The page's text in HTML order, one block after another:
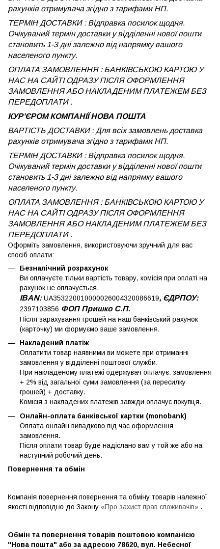
рахунків отримувача згідно з тарифами НП.
ТЕРМІН ДОСТАВКИ : Відправка посилок щодня.
Очікуваний термін доставки у відділенні нової пошти
становить 1-3 дні залежно від напрямку вашого
населеного пункту.
ОПЛАТА ЗАМОВЛЕННЯ : БАНКІВСЬКОЮ КАРТОЮ У
НАС НА САЙТІ ОДРАЗУ ПІСЛЯ ОФОРМЛЕННЯ
ЗАМОВЛЕННЯ АБО НАКЛАДЕНИМ ПЛАТЕЖЕМ БЕЗ
ПЕРЕДОПЛАТИ .
КУРʼЄРОМ КОМПАНІЇ НОВА ПОШТА
ВАРТІСТЬ ДОСТАВКИ : Для всіх замовлень доставка
рахунків отримувача згідно з тарифами НП.
ТЕРМІН ДОСТАВКИ : Відправка посилок щодня.
Очікуваний термін доставки у відділенні нової пошти
становить 1-3 дні залежно від напрямку вашого
населеного пункту.
ОПЛАТА ЗАМОВЛЕННЯ : БАНКІВСЬКОЮ КАРТОЮ У
НАС НА САЙТІ ОДРАЗУ ПІСЛЯ ОФОРМЛЕННЯ
ЗАМОВЛЕННЯ АБО НАКЛАДЕНИМ ПЛАТЕЖЕМБЕЗ
ПЕРЕДОПЛАТИ .
Оформіть замовлення, використовуючи зручний для вас
спосіб оплати:
Безналічний розрахунок
Ви оплачуєте тільки вартість товару, комісія при оплаті на
рахунок не оплачується.
IBAN:UA353220010000026004320086619, ЄДРПОУ:
2397103856 ФОП Пришко С.П.
Після зарахування грошей на наш банківський рахунок
(карточку) ми формуємо ваше замовлення.
Накладений платіж
Оплатити товар наявними ви можете при отриманні
замовлення у відділенні поштової служби.
При накладеному платежі одержувач оплачує: замовлення
+ 2% від загальної суми замовлення (за пересилку
грошей) + доставку.
Комісія з накладених платежів завжди оплачує покупця.
Онлайн-оплата банківської картки (monobank)
Оплата онлайн випадково під час оформлення
замовлення.
Після оплати товар буде надіслано вам у той же або на
наступний робочий день.
Повернення та обмін
Компанія повернення повернення та обміну товарів належної
якості відповідно до Закону «Про захист прав споживачів» .
Обмін та повернення товарів поштовою компанією
"Нова пошта" або за адресою 78620, вул. Небесної